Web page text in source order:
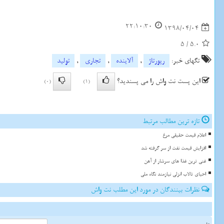
1398/04/04
22:10:30
5.0
/
5
تگهای خبر:
رپورتاژ , آلاینده , تجاری ,
تولید
این پست نت واش را می پسندید؟
(1)
(0)
تازه ترین مطالب مرتبط
اعلام قیمت حقیقی مرغ
افزایش قیمت نفت از سر گرفته شد
غنی ترین غذا های سرشار از آهن
احیای تالاب انزلی نیازمند نگاه ملی
نظرات بینندگان در مورد این مطلب نت واش